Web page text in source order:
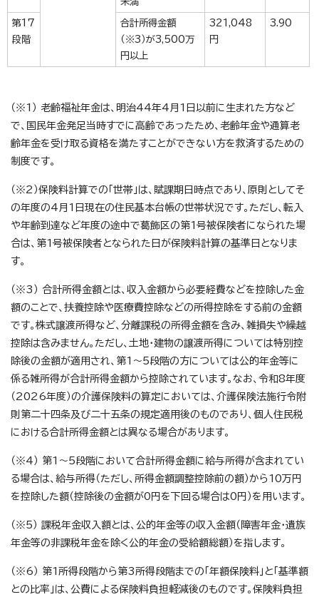
第17
段階
合計所得金額
（※3）が3,500万
円以上
321,048
円
3.90
（※1） 老齢福祉年金は、明治44年4月1日以前に生まれた方など
で、国民年金発足当時すでに高齢であったため、老齢年金や通算老
齢年金を受け取る資格を満たすことができない方を救済するための
制度です。
（※2）保険料計算での「世帯」は、賦課期日時点であり、原則としてそ
の年度の4月1日現在の住民基本台帳の世帯状況です。ただし、転入
や年齢到達など年度の途中で葛飾区の第1号被保険者になられた場
合は、第1号被保険者となられた日が保険料計算の基準日となりま
す。
（※3） 合計所得金額とは、収入金額から必要経費などを控除した金
額のことで、扶養控除や医療費控除などの所得控除をする前の金額
です。株式譲渡所得など、分離課税の所得金額を含み、雑損失や繰越
控除は含みません。ただし、土地・建物の譲渡所得については特別控
除後の金額が適用され、第1～5段階の方については公的年金等に
係る雑所得が合計所得金額から控除されています。なお、令和8年度
（2026年度）の介護保険料の算定においては、介護保険法施行令附
則第二十四条及び二十五条の規定適用後のものであり、個人住民税
における合計所得金額とは異なる場合があります。
（※4） 第1～5段階において合計所得金額に給与所得が含まれてい
る場合は、給与所得（ただし、所得金額調整控除前の額）から10万円
を控除した額（控除後の金額が0円を下回る場合は0円）を用います。
（※5） 課税年金収入額とは、公的年金等の収入金額（障害年金・遺族
年金等の非課税年金を除く公的年金の受給額総額）を指します。
（※6） 第1所得段階から第3所得段階までの「年額保険料」と「基準額
との比率」は、公費による保険料負担軽減後のものです。保険料負担